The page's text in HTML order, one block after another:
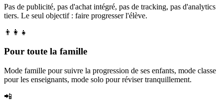
Pas de publicité, pas d'achat intégré, pas de tracking, pas d'analytics
tiers. Le seul objectif : faire progresser l'élève.
👨‍👩‍👧
Pour toute la famille
Mode famille pour suivre la progression de ses enfants, mode classe
pour les enseignants, mode solo pour réviser tranquillement.
📲